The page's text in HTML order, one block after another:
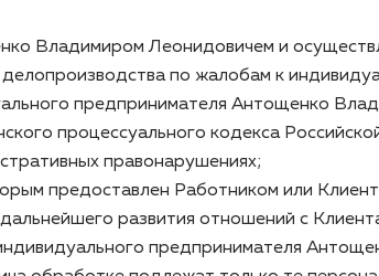
Владимиром Леонидовичем и
по жалобам к
предпринимателя Антощенко
процессуального кодекса
правонарушениях;
предоставлен Работником или
развития отношений с
предпринимателя